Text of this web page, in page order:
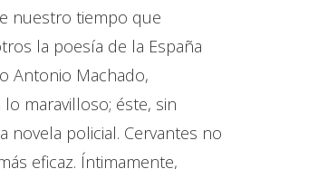
nuestro tiempo que
la poesía de la España
Antonio Machado,
maravilloso; éste, sin
novela policial. Cervantes no
eficaz. Íntimamente,